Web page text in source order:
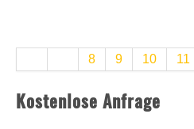
8 9 10 11
Kostenlose Anfrage